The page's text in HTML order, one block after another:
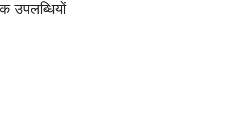
उपलब्धियों